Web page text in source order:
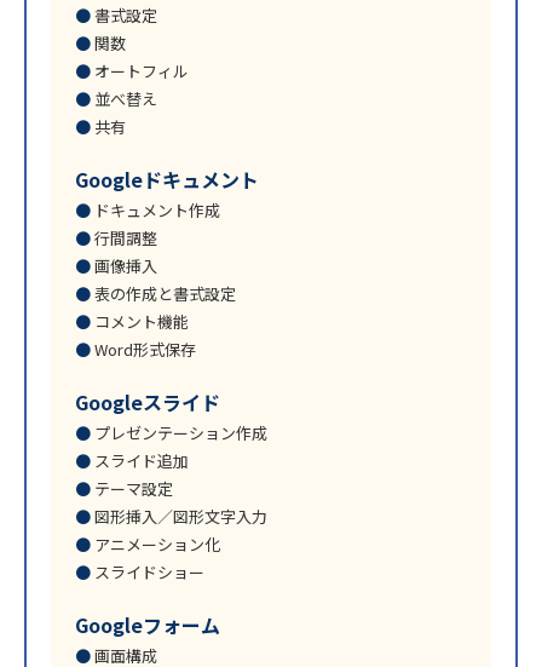
書式設定
関数
オートフィル
並べ替え
共有
Googleドキュメント
ドキュメント作成
行間調整
画像挿入
表の作成と書式設定
コメント機能
Word形式保存
Googleスライド
プレゼンテーション作成
スライド追加
テーマ設定
図形挿入／図形文字入力
アニメーション化
スライドショー
Googleフォーム
画面構成